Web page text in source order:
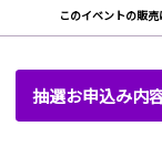
このイベントの販
抽選お申込み内